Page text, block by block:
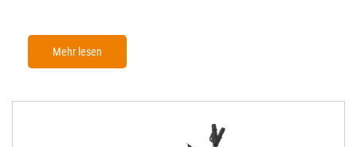
Mehr lesen